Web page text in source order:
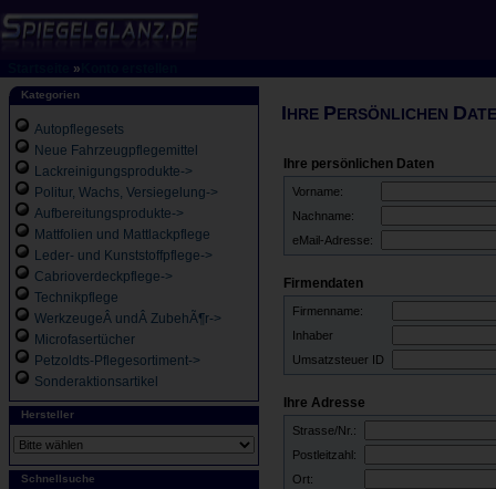
»
Kategorien
Autopflegesets
Neue Fahrzeugpflegemittel
Lackreinigungsprodukte->
Politur, Wachs, Versiegelung->
Aufbereitungsprodukte->
Mattfolien und Mattlackpflege
Leder- und Kunststoffpflege->
Cabrioverdeckpflege->
Technikpflege
WerkzeugeÂ undÂ ZubehÃ¶r->
Microfasertücher
Petzoldts-Pflegesortiment->
Sonderaktionsartikel
Hersteller
Schnellsuche
IHRE PERSÖNLICHEN D
Ihre persönlichen Daten
Vorname:
Nachname:
eMail-Adresse:
Firmendaten
Firmenname:
Inhaber
Umsatzsteuer ID
Ihre Adresse
Strasse/Nr.:
Postleitzahl:
Ort: